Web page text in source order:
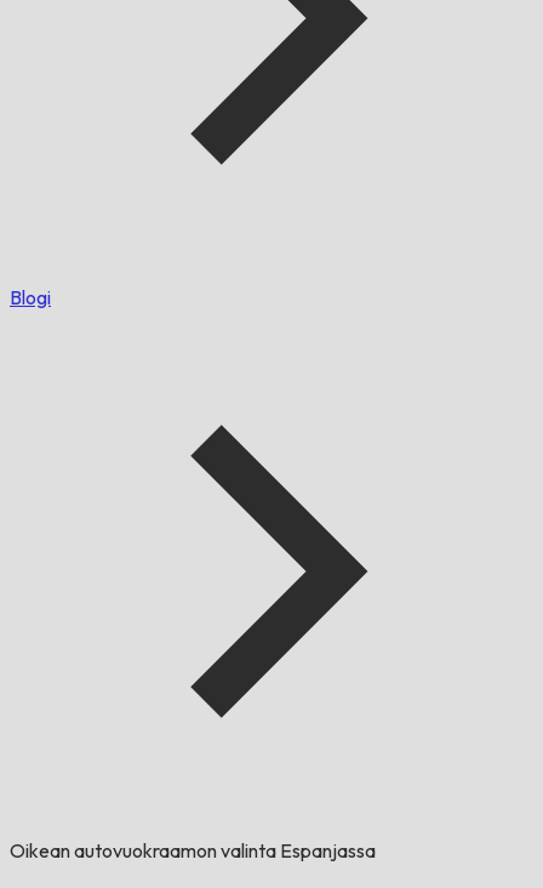
Blogi
Oikean autovuokraamon valinta Espanjassa